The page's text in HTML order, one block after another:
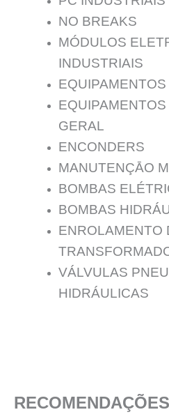
NO BREAKS
MÓDULOS
INDUSTRIAIS
GERAL
ENCONDERS
MANUTENÇĀO
BOMBAS
BOMBAS
ENROLAMENTO
VÁLVULAS
HIDRÁULICAS